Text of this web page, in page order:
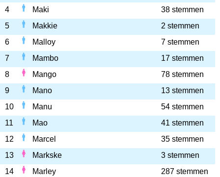
4
Maki
38 stemmen
5
Makkie
2 stemmen
6
Malloy
7 stemmen
7
Mambo
17 stemmen
8
Mango
78 stemmen
9
Mano
13 stemmen
10
Manu
54 stemmen
11
Mao
41 stemmen
12
Marcel
35 stemmen
13
Markske
3 stemmen
14
Marley
287 stemmen